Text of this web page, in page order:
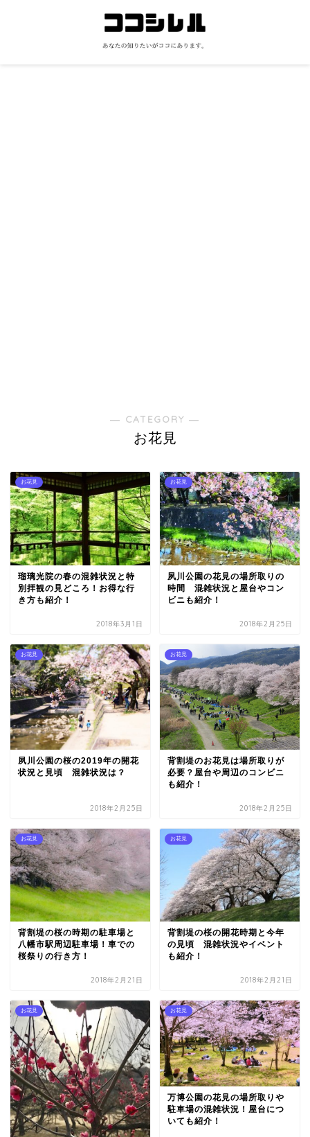
― CATEGORY ―
お花見
お花見
瑠璃光院の春の混雑状況と特
別拝観の見どころ！お得な行
き方も紹介！
2018年3月1日
お花見
夙川公園の花見の場所取りの
時間 混雑状況と屋台やコン
ビニも紹介！
2018年2月25日
お花見
夙川公園の桜の2019年の開花
状況と見頃 混雑状況は？
2018年2月25日
お花見
背割堤のお花見は場所取りが
必要？屋台や周辺のコンビニ
も紹介！
2018年2月25日
お花見
背割堤の桜の時期の駐車場と
八幡市駅周辺駐車場！車での
桜祭りの行き方！
2018年2月21日
お花見
背割堤の桜の開花時期と今年
の見頃 混雑状況やイベント
も紹介！
2018年2月21日
お花見 お花見
万博公園の花見の場所取りや
駐車場の混雑状況！屋台につ
いても紹介！